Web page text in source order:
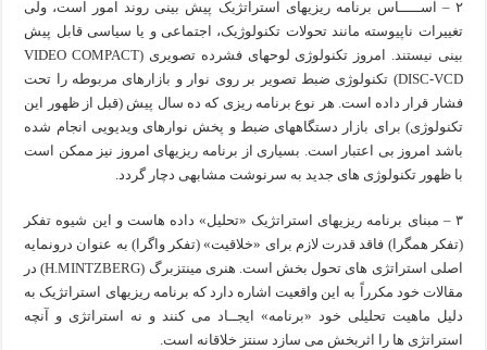
۲ – اســـــاس برنامه ریزیهای استراتژیک پیش بینی روند امور است، ولی
تغییرات ناپیوسته مانند تحولات تکنولوژیک، اجتماعی و یا سیاسی قابل پیش
بینی نیستند. امروز تکنولوژی لوحهای فشرده تصویری (VIDEO COMPACT
DISC-VCD) تکنولوژی ضبط تصویر بر روی نوار و بازارهای مربوطه را تحت
فشار قرار داده است. هر نوع برنامه ریزی که ده سال پیش (قبل از ظهور این
تکنولوژی) برای بازار دستگاههای ضبط و پخش نوارهای ویدیویی انجام شده
باشد امروز بی اعتبار است. بسیاری از برنامه ریزیهای امروز نیز ممکن است
با ظهور تکنولوژی های جدید به سرنوشت مشابهی دچار گردد.
۳ – مبنای برنامه ریزیهای استراتژیک «تحلیل» داده هاست و این شیوه تفکر
(تفکر همگرا) فاقد قدرت لازم برای «خلاقیت» (تفکر واگرا) به عنوان درونمایه
اصلی استراتژی های تحول بخش است. هنری مینتزبرگ (H.MINTZBERG) در
مقالات خود مکرراً به این واقعیت اشاره دارد که برنامه ریزیهای استراتژیک به
دلیل ماهیت تحلیلی خود «برنامه» ایجــاد می کنند و نه استراتژی و آنچه
استراتژی ها را اثربخش می سازد سنتز خلاقانه است.